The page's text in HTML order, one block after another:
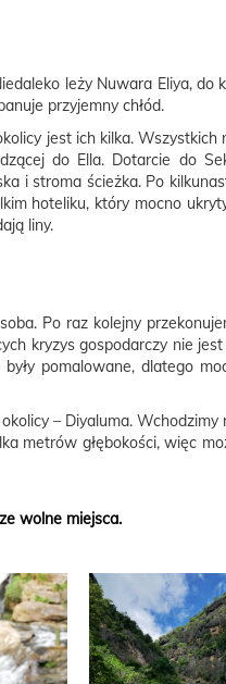
leży Nuwara Eliya,
przyjemny chłód.
jest ich kilka.
do Ella. Dotarcie do
i stroma ścieżka. Po
hoteliku, który mocno
liny.
Po raz kolejny
kryzys gospodarczy nie
pomalowane, dlatego
– Diyaluma.
metrów głębokości, więc
wolne miejsca.